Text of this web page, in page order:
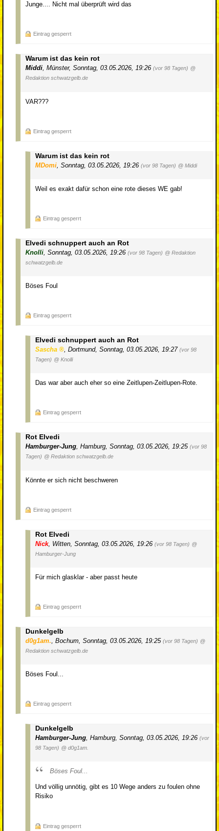
Junge.... Nicht mal überprüft wird das
Eintrag gesperrt
Warum ist das kein rot
Middi, Münster, Sonntag, 03.05.2026, 19:26 (vor 98 Tagen) @
Redaktion schwatzgelb.de
VAR???
Eintrag gesperrt
Warum ist das kein rot
MDomi Sonntag, 03.05.2026, 19:26 (vor 98 Tagen) @ Middi
Weil es exakt dafür schon eine rote dieses WE gab!
Eintrag gesperrt
Elvedi schnuppert auch an Rot
Knolli Sonntag, 03.05.2026, 19:26 (vor 98 Tagen) @ Redaktion
schwatzgelb.de
Böses Foul
Eintrag gesperrt
Elvedi schnuppert auch an Rot
Sascha , Dortmund, Sonntag, 03.05.2026, 19:27 (vor 98
Tagen) @ Knolli
Das war aber auch eher so eine Zeitlupen-Zeitlupen-Rote.
Eintrag gesperrt
Rot Elvedi
Hamburger-Jung, Hamburg, Sonntag, 03.05.2026, 19:25 (vor 98
Tagen) @ Redaktion schwatzgelb.de
Könnte er sich nicht beschweren
Eintrag gesperrt
Rot Elvedi
Nick, Witten Sonntag, 03.05.2026, 19:26 (vor 98 Tagen) @
Hamburger-Jung
Für mich glasklar - aber passt heute
Eintrag gesperrt
Dunkelgelb
d0g1am. Bochum Sonntag, 03.05.2026, 19:25 (vor 98 Tagen) @
Redaktion schwatzgelb.de
Böses Foul...
Eintrag gesperrt
Dunkelgelb
Hamburger-Jung, Hamburg, Sonntag, 03.05.2026, 19:26 (vor
98 Tagen) @ d0g1am.
Böses Foul...
Und völlig unnötig, gibt es 10 Wege anders zu foulen ohne
Risiko
Eintrag gesperrt